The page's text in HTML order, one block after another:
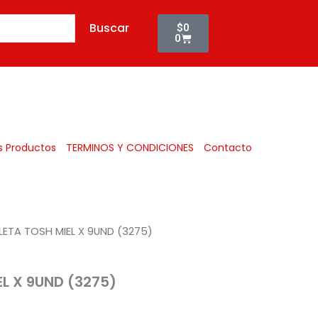
Buscar $0
0
Cart
Productos TERMINOS Y CONDICIONES Contacto
TOSH MIEL X 9UND (3275)
X 9UND (3275)
9UND
(3275)